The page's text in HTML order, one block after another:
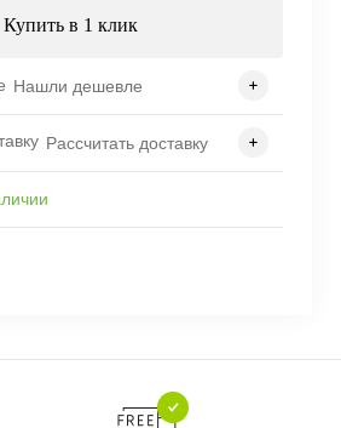
Купить в 1 клик
Нашли дешевле
Рассчитать доставку